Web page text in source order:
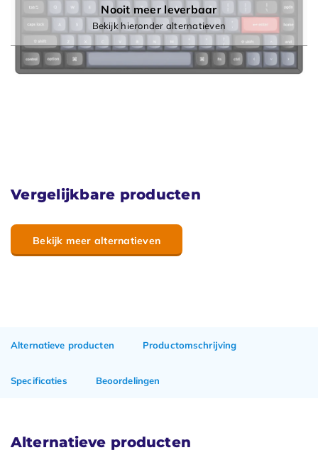
Nooit meer leverbaar
Bekijk hieronder alternatieven
Vergelijkbare producten
Bekijk meer alternatieven
Alternatieve producten Productomschrijving
Specificaties Beoordelingen
Alternatieve producten